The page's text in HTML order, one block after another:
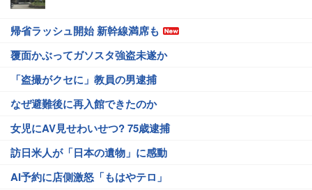
帰省ラッシュ開始 新幹線満席も
覆面かぶってガソスタ強盗未遂か
「盗撮がクセに」教員の男逮捕
なぜ避難後に再入館できたのか
女児にAV見せわいせつ? 75歳逮捕
訪日米人が「日本の遺物」に感動
AI予約に店側激怒「もはやテロ」